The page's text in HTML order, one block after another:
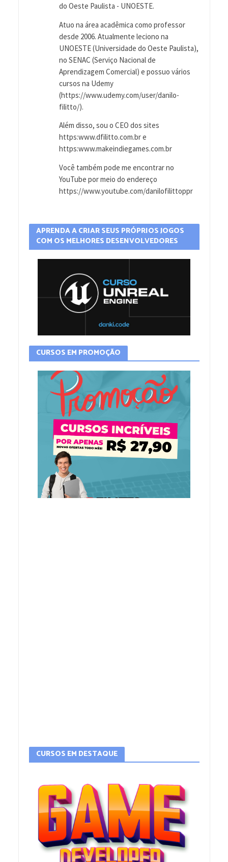
do Oeste Paulista - UNOESTE.
Atuo na área acadêmica como professor
desde 2006. Atualmente leciono na
UNOESTE (Universidade do Oeste Paulista),
no SENAC (Serviço Nacional de
Aprendizagem Comercial) e possuo vários
cursos na Udemy
(https://www.udemy.com/user/danilo-
filitto/).
Além disso, sou o CEO dos sites
https:www.dfilitto.com.br e
https:www.makeindiegames.com.br
Você também pode me encontrar no
YouTube por meio do endereço
https://www.youtube.com/danilofilittoppr
APRENDA A CRIAR SEUS PRÓPRIOS JOGOS
COM OS MELHORES DESENVOLVEDORES
CURSOS EM PROMOÇÃO
CURSOS EM DESTAQUE